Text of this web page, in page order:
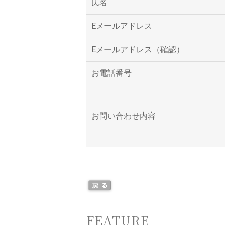
氏名
Eメールアドレス
Eメールアドレス（確認）
お電話番号
お問い合わせ内容
-FEATURE